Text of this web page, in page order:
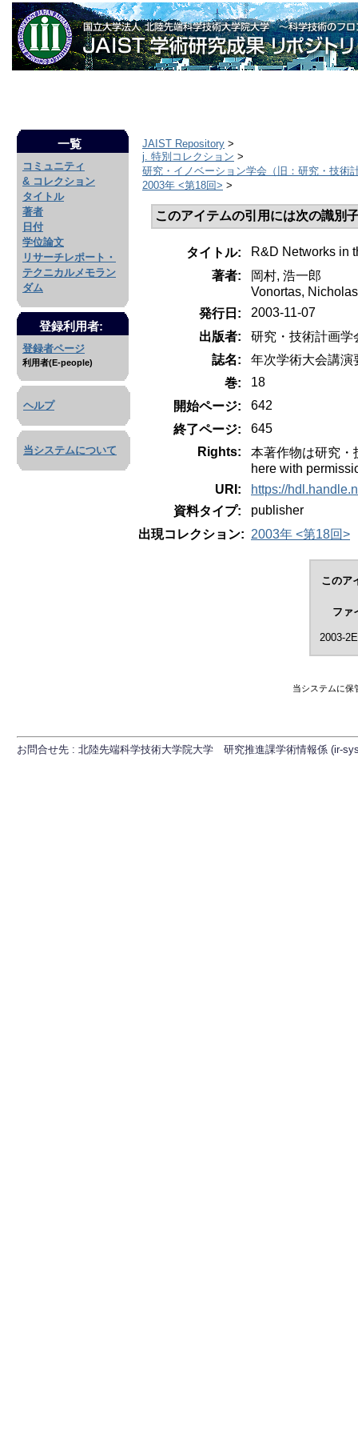
一覧
コミュニティ
& コレクション
タイトル
著者
日付
学位論文
リサーチレポート・
テクニカルメモラン
ダム
登録利用者:
登録者ページ
利用者(E-people)
ヘルプ
当システムについて
JAIST Repository >
j. 特別コレクション >
研究・イノベーション学会（旧：研究・技術
2003年 <第18回> >
このアイテムの引用には次の識別
タイトル:
R&D Networks in
著者:
岡村, 浩一郎
Vonortas,
発行日:
2003-11-07
出版者:
研究・技術計画学
誌名:
年次学術大会講演
巻:
18
開始ページ:
642
終了ページ:
645
Rights:
本著作物は研究・
here with
URI:
https://
資料タイプ:
publisher
出現コレクション: 2003年 <第18回>
このア
ファ
2003-
当システムに保
お問合せ先 : 北陸先端科学技術大学院大学 研究推進課学術情報係 (ir-